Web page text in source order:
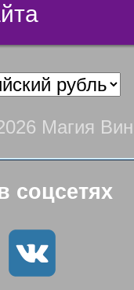
Магия
соцсетях